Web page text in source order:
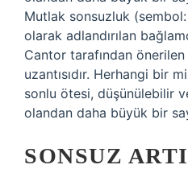
Mutlak sonsuzluk (sembol:
olarak adlandırılan
Cantor tarafından
uzantısıdır. Herhangi bir
sonlu ötesi, düşünülebilir
olandan daha büyük bir
SONSUZ